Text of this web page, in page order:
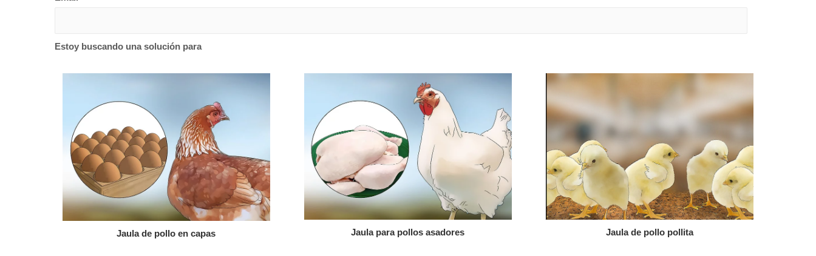
Estoy buscando una solución para
Jaula de pollo en capas Jaula para pollos asadores Jaula de pollo pollita